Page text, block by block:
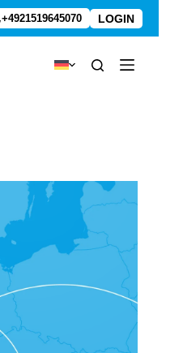
+4921519645070 LOGIN